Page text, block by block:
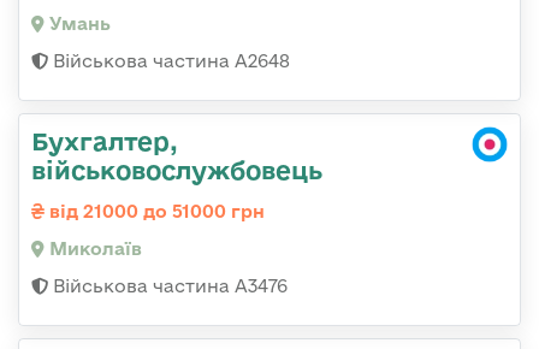
Умань
Військова частина А2648
Бухгалтер,
військовослужбовець
від 21000 до 51000 грн
Миколаїв
Військова частина А3476